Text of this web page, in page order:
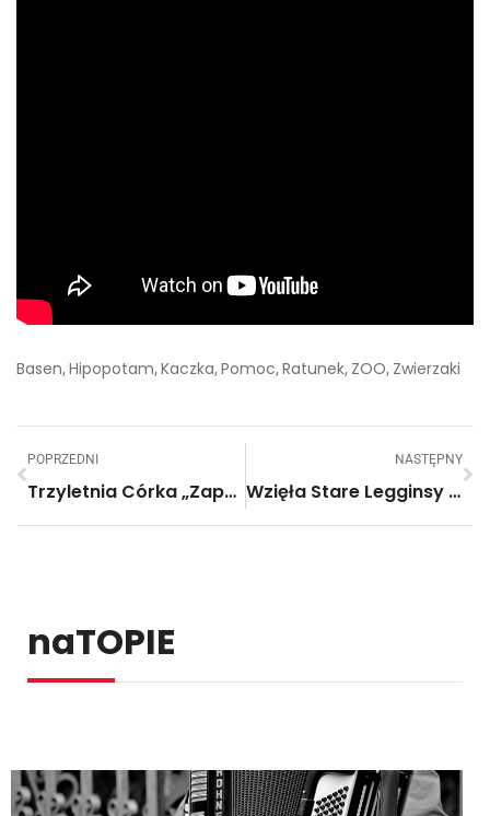
Basen, Hipopotam, Kaczka, Pomoc, Ratunek, ZOO, Zwierzaki
POPRZEDNI
Trzyletnia Córka „zaparzyła” Swojemu Ojcu Herbatę, Wywołując Salwę Śmiechu. Podwójną.
NASTĘPNY
Wzięła Stare Legginsy I Nożyczki, A Potem Zrobiła Coś, Co Pokochają Wszystkie Kobiety!
naTOPIE